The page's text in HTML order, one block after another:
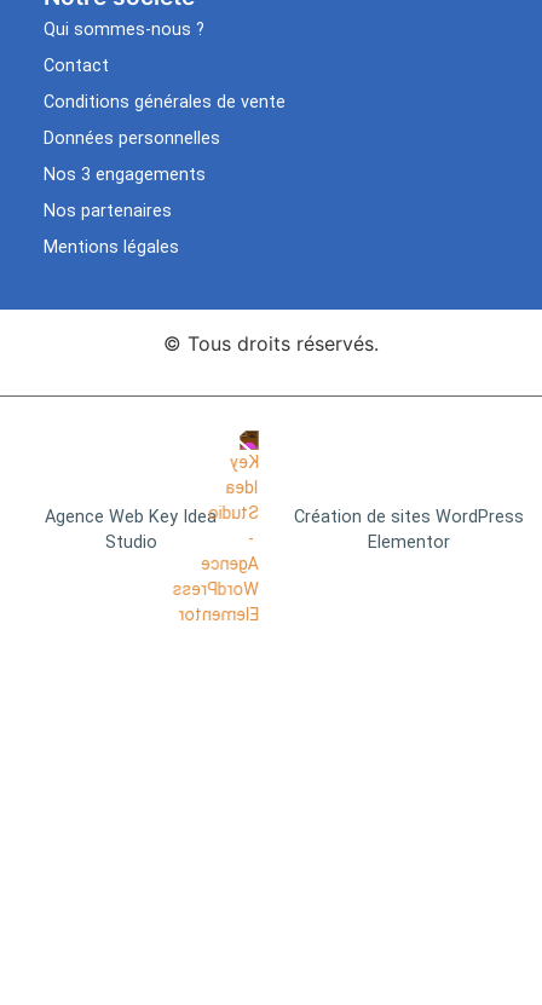
Qui sommes-nous ?
Contact
Conditions générales de vente
Données personnelles
Nos 3 engagements
Nos partenaires
Mentions légales
© Tous droits réservés.
Agence Web Key Idea
Studio
Création de sites WordPress
Elementor